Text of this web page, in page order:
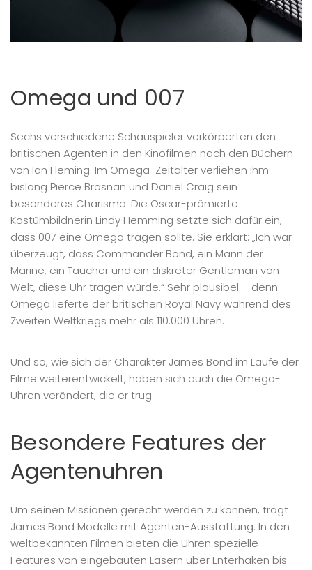
Omega und 007
Sechs verschiedene Schauspieler verkörperten den
britischen Agenten in den Kinofilmen nach den Büchern
von Ian Fleming. Im Omega-Zeitalter verliehen ihm
bislang Pierce Brosnan und Daniel Craig sein
besonderes Charisma. Die Oscar-prämierte
Kostümbildnerin Lindy Hemming setzte sich dafür ein,
dass 007 eine Omega tragen sollte. Sie erklärt: „Ich war
überzeugt, dass Commander Bond, ein Mann der
Marine, ein Taucher und ein diskreter Gentleman von
Welt, diese Uhr tragen würde.“ Sehr plausibel – denn
Omega lieferte der britischen Royal Navy während des
Zweiten Weltkriegs mehr als 110.000 Uhren.
Und so, wie sich der Charakter James Bond im Laufe der
Filme weiterentwickelt, haben sich auch die Omega-
Uhren verändert, die er trug.
Besondere Features der
Agentenuhren
Um seinen Missionen gerecht werden zu können, trägt
James Bond Modelle mit Agenten-Ausstattung. In den
weltbekannten Filmen bieten die Uhren spezielle
Features von eingebauten Lasern über Enterhaken bis